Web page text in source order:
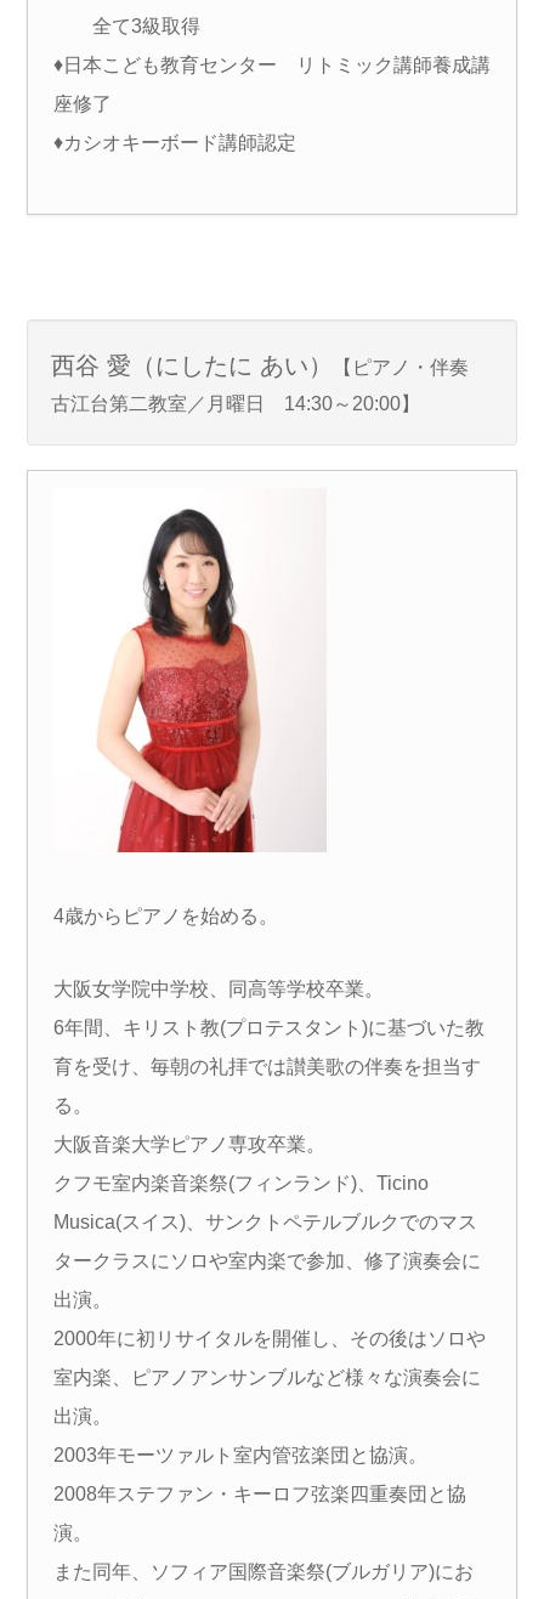
全て3級取得
♦日本こども教育センター リトミック講師養成講
座修了
♦カシオキーボード講師認定
西谷 愛（にしたに あい）
【ピアノ・伴奏
古江台第二教室／月曜日 14:30～20:00】
4歳からピアノを始める。
大阪女学院中学校、同高等学校卒業。
6年間、キリスト教(プロテスタント)に基づいた教
育を受け、毎朝の礼拝では讃美歌の伴奏を担当す
る。
大阪音楽大学ピアノ専攻卒業。
クフモ室内楽音楽祭(フィンランド)、Ticino
Musica(スイス)、サンクトペテルブルクでのマス
タークラスにソロや室内楽で参加、修了演奏会に
出演。
2000年に初リサイタルを開催し、その後はソロや
室内楽、ピアノアンサンブルなど様々な演奏会に
出演。
2003年モーツァルト室内管弦楽団と協演。
2008年ステファン・キーロフ弦楽四重奏団と協
演。
また同年、ソフィア国際音楽祭(ブルガリア)にお